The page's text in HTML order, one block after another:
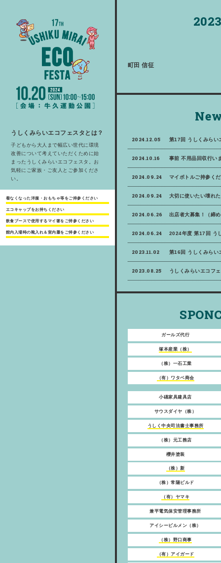
うしくみらいエコフェスタとは？
子どもから大人まで幅広い世代に環境
改善について考えていただくために始
まったうしくみらいエコフェスタ。お
気軽にご家族・ご友人とご参加くださ
い。
着なくなった洋服・おもちゃ等をご持参ください
エコキャップをお持ちください
飲食ブースで使用するマイ箸をご持参ください
館内入場時の靴入れ＆室内履をご持参ください
町田 信征
2024.12.05 第17回 うしくみらい
2024.10.16 事前 不用品回収行い
2024.09.24 マイボトルご持参く
2024.09.24 大切に使いたい壊れ
2024.06.26 出店者大募集！（締
2024.06.24 2024年度 第17回 う
2023.11.02 第16回 うしくみらい
2023.08.25 うしくみらいエコフ
ガールズ代行
塚本産業（株）
（株）一石工業
（有）ワタベ商会
小礒家具建具店
サウスダイヤ（株）
うしく中央司法書士事務所
（株）元工務店
櫻井塗装
（株）新
（株）常陽ビルド
（有）ヤマキ
兼平電気保安管理事務所
アイシービルメン（株）
（株）野口商事
（有）アイガード